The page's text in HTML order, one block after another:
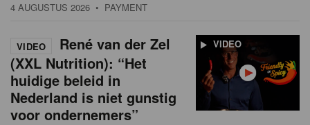
4 AUGUSTUS 2026 • PAYMENT
VIDEO
VIDEO
René van der Zel
(XXL Nutrition): “Het
huidige beleid in
Nederland is niet gunstig
voor ondernemers”